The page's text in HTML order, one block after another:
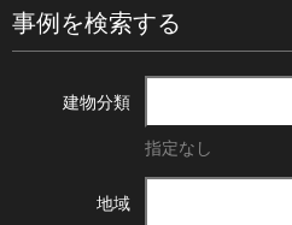
事例を検索する
建物分類
指定なし
地域